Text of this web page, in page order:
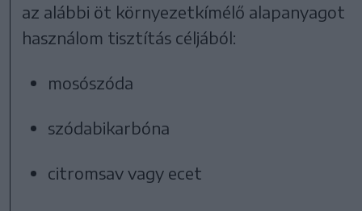
az alábbi öt környezetkímélő alapanyagot
használom tisztítás céljából:
mosószóda
szódabikarbóna
citromsav vagy ecet